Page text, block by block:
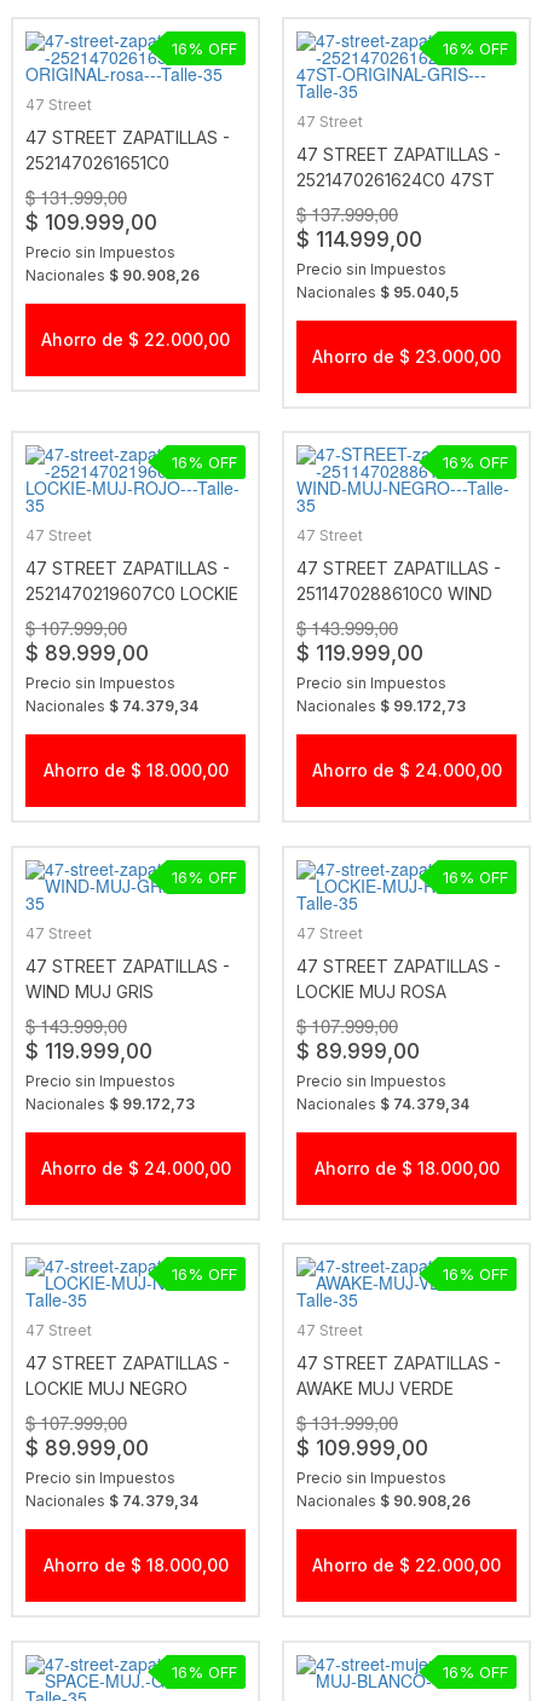
47 Street
47 STREET ZAPATILLAS -
2521470261651C0
ORIGINAL ROSA
$ 131.999,00
$ 109.999,00
Precio sin Impuestos
Nacionales $ 90.908,26
16
Ahorro de $ 22.000,00
47 Street
47 STREET ZAPATILLAS -
2521470261624C0 47ST
ORIGINAL GRIS
$ 137.999,00
$ 114.999,00
Precio sin Impuestos
Nacionales $ 95.040,5
16
Ahorro de $ 23.000,00
47 Street
47 STREET ZAPATILLAS -
2521470219607C0 LOCKIE
MUJ ROJO
$ 107.999,00
$ 89.999,00
Precio sin Impuestos
Nacionales $ 74.379,34
16
Ahorro de $ 18.000,00
47 Street
47 STREET ZAPATILLAS -
2511470288610C0 WIND
MUJ NEGRO
$ 143.999,00
$ 119.999,00
Precio sin Impuestos
Nacionales $ 99.172,73
16
Ahorro de $ 24.000,00
47 Street
47 STREET ZAPATILLAS -
WIND MUJ GRIS
$ 143.999,00
$ 119.999,00
Precio sin Impuestos
Nacionales $ 99.172,73
16
Ahorro de $ 24.000,00
47 Street
47 STREET ZAPATILLAS -
LOCKIE MUJ ROSA
$ 107.999,00
$ 89.999,00
Precio sin Impuestos
Nacionales $ 74.379,34
16
Ahorro de $ 18.000,00
47 Street
47 STREET ZAPATILLAS -
LOCKIE MUJ NEGRO
$ 107.999,00
$ 89.999,00
Precio sin Impuestos
Nacionales $ 74.379,34
16
Ahorro de $ 18.000,00
47 Street
47 STREET ZAPATILLAS -
AWAKE MUJ VERDE
$ 131.999,00
$ 109.999,00
Precio sin Impuestos
Nacionales $ 90.908,26
16
Ahorro de $ 22.000,00
16 16